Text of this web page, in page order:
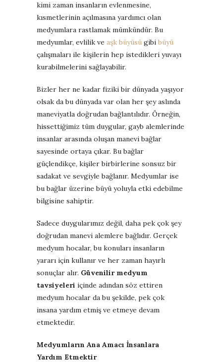
kimi zaman insanların evlenmesine,
kısmetlerinin açılmasına yardımcı olan
medyumlara rastlamak mümkündür. Bu
medyumlar, evlilik ve aşk büyüsü gibi büyü
çalışmaları ile kişilerin hep istedikleri yuvayı
kurabilmelerini sağlayabilir.
Bizler her ne kadar fiziki bir dünyada yaşıyor
olsak da bu dünyada var olan her şey aslında
maneviyatla doğrudan bağlantılıdır. Örneğin,
hissettiğimiz tüm duygular, gayb alemlerinde
insanlar arasında oluşan manevi bağlar
sayesinde ortaya çıkar. Bu bağlar
güçlendikçe, kişiler birbirlerine sonsuz bir
sadakat ve sevgiyle bağlanır. Medyumlar ise
bu bağlar üzerine büyü yoluyla etki edebilme
bilgisine sahiptir.
Sadece duygularımız değil, daha pek çok şey
doğrudan manevi alemlere bağlıdır. Gerçek
medyum hocalar, bu konuları insanların
yararı için kullanır ve her zaman hayırlı
sonuçlar alır. Güvenilir medyum
tavsiyeleri içinde adından söz ettiren
medyum hocalar da bu şekilde, pek çok
insana yardım etmiş ve etmeye devam
etmektedir.
Medyumların Ana Amacı İnsanlara
Yardım Etmektir